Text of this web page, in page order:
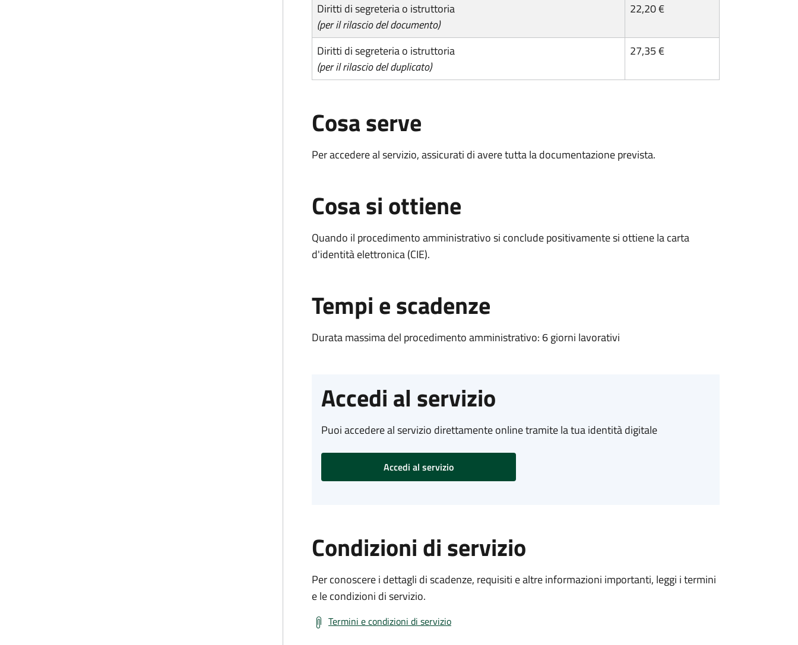
Diritti di segreteria o istruttoria
(per il rilascio del documento)
22,20 €
Diritti di segreteria o istruttoria
(per il rilascio del duplicato)
27,35 €
Cosa serve
Per accedere al servizio, assicurati di avere tutta la documentazione prevista.
Cosa si ottiene
Quando il procedimento amministrativo si conclude positivamente si ottiene la carta
d'identità elettronica (CIE).
Tempi e scadenze
Durata massima del procedimento amministrativo: 6 giorni lavorativi
Accedi al servizio
Puoi accedere al servizio direttamente online tramite la tua identità digitale
Accedi al servizio
Condizioni di servizio
Per conoscere i dettagli di scadenze, requisiti e altre informazioni importanti, leggi i termini
e le condizioni di servizio.
Termini e condizioni di servizio